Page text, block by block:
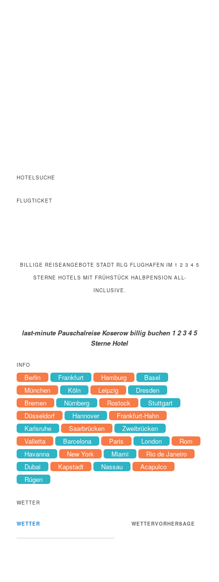
HOTELSUCHE
FLUGTICKET
BILLIGE REISEANGEBOTE STADT RLG FLUGHAFEN IM 1 2 3 4 5
STERNE HOTELS MIT FRÜHSTÜCK HALBPENSION ALL-
INCLUSIVE.
last-minute Pauschalreise Koserow billig buchen 1 2 3 4 5
Sterne Hotel
INFO
Berlin Frankfurt Hamburg
Basel
München
Köln Leipzig
Dresden
Bremen
Nürnberg Rostock
Stuttgart
Düsseldorf
Hannover
Frankfurt-Hahn
Karlsruhe
Saarbrücken
Zweibrücken
Valletta
Barcelona Paris London
Rom
Havanna
New York Miami
Rio de Janeiro
Dubai
Kapstadt Nassau
Acapulco
Rügen
WETTER
WETTER WETTERVORHERSAGE